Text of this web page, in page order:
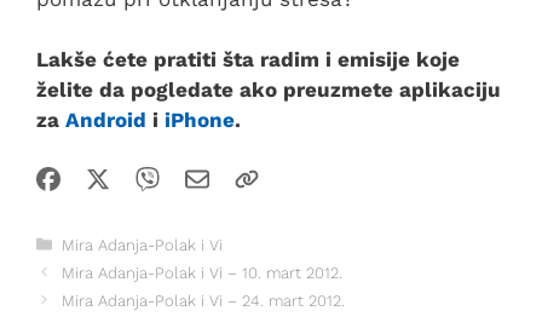
Lakše ćete pratiti šta radim i emisije koje
želite da pogledate ako preuzmete aplikaciju
za Android i iPhone.
Kategorije
Mira Adanja-Polak i Vi
Mira Adanja-Polak i Vi – 10. mart 2012.
Mira Adanja-Polak i Vi – 24. mart 2012.